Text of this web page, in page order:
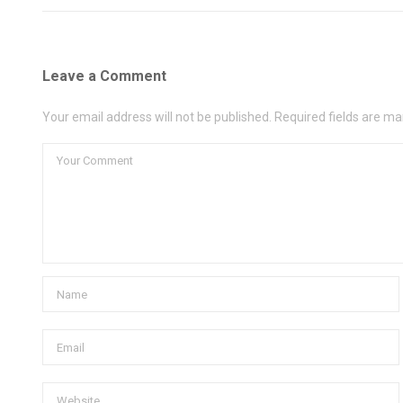
Leave a Comment
Your email address will not be published. Required fields are